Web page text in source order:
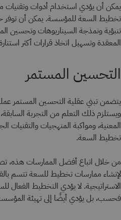
يمكن أن يؤدي استخدام أدوات وتقنيات
تخطيط السعة للمؤسسة. يمكن أن توفر
تنبؤية ونمذجة السيناريوهات وتحسين
المعقدة وتسهيل اتخاذ قرارات أكثر
التحسين المستمر
يتضمن تبني عقلية التحسين المستمر
ويستلزم ذلك التعلم من التجربة
المعنية، ومواكبة المنهجيات والتقنيات
تخطيط السعة.
من خلال اتباع أفضل الممارسات
لإنشاء ممارسات تخطيط للسعة تتسم
الاستراتيجية. لا يؤدي التخطيط الفعال
فحسب، بل يؤدي أيضًا إلى تهيئة